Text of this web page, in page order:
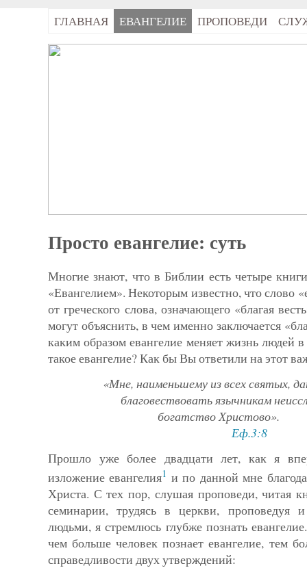
ГЛАВНАЯ ЕВАНГЕЛИЕ ПРОПОВЕДИ
Просто евангелие: суть
Многие знают, что в Библии есть четыре
«Евангели­ем». Некоторым известно, что слово
от греческого слова, означающего «благая
могут объяснить, в чем именно заключается
каким образом евангелие меняет жизнь людей
такое евангелие? Как бы Вы ответили на этот
«Мне, наименьшему из всех святых,
благовествовать язычникам
богатство Христово».
Еф.3:8
Прошло уже более двадцати лет, как я
изложение еванге­лия1 и по данной мне
Христа. С тех пор, слушая про­поведи, читая
семинарии, трудясь в церкви, проповедуя
людьми, я стремлюсь глубже познать
чем больше человек познает евангелие, тем
спра­ведливости двух утверждений: